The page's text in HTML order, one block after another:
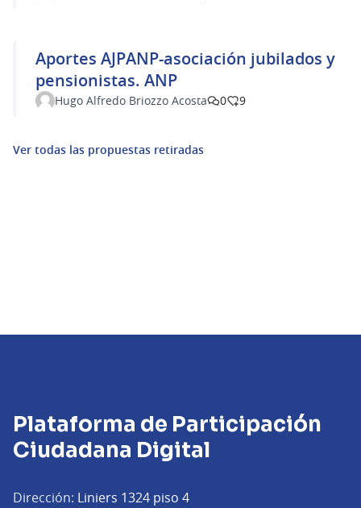
Aportes AJPANP-asociación jubilados y
pensionistas. ANP
Hugo Alfredo Briozzo Acosta 0 9
Ver todas las propuestas retiradas
Plataforma de Participación
Ciudadana Digital
Dirección: Liniers 1324 piso 4